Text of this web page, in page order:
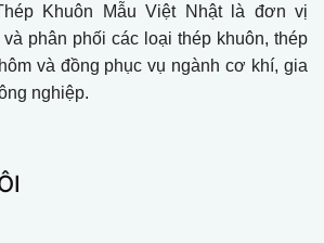
Khuôn Mẫu Việt Nhật là đơn vị
phân phối các loại thép khuôn, thép
và đồng phục vụ ngành cơ khí, gia
nghiệp.